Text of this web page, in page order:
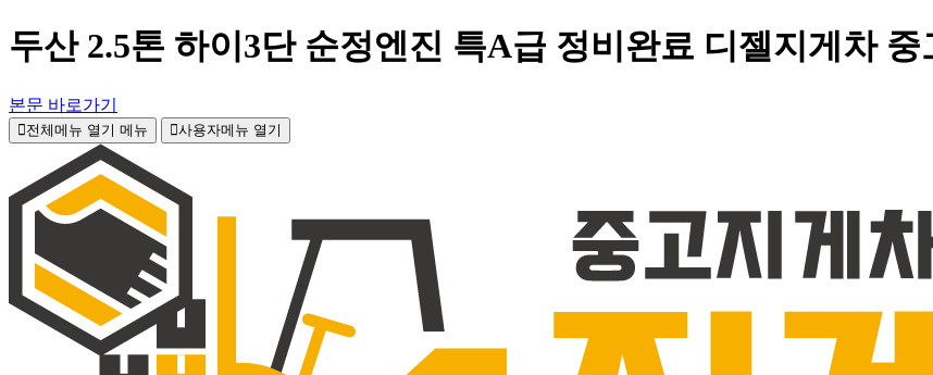
두산 2.5톤 하이3단 순정엔진 특A급 정비완료 디젤지게차
본문 바로가기
전체메뉴 열기 메뉴 사용자메뉴 열기